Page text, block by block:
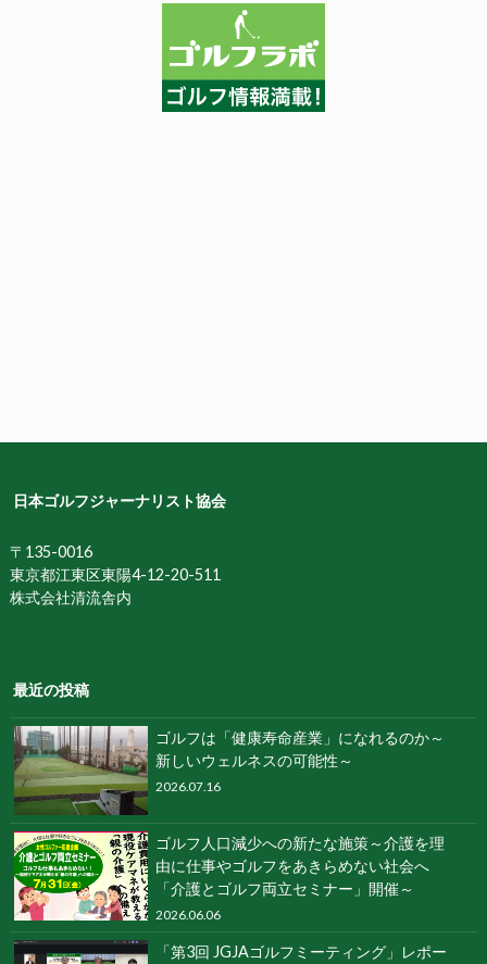
日本ゴルフジャーナリスト協会
〒135-0016
東京都江東区東陽4-12-20-511
株式会社清流舎内
最近の投稿
ゴルフは「健康寿命産業」になれるのか～
新しいウェルネスの可能性～
2026.07.16
ゴルフ人口減少への新たな施策～介護を理
由に仕事やゴルフをあきらめない社会へ
「介護とゴルフ両立セミナー」開催～
2026.06.06
「第3回 JGJAゴルフミーティング」レポー